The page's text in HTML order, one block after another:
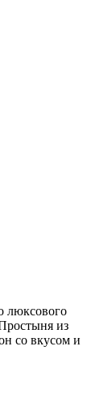
люксового
из
со вкусом и